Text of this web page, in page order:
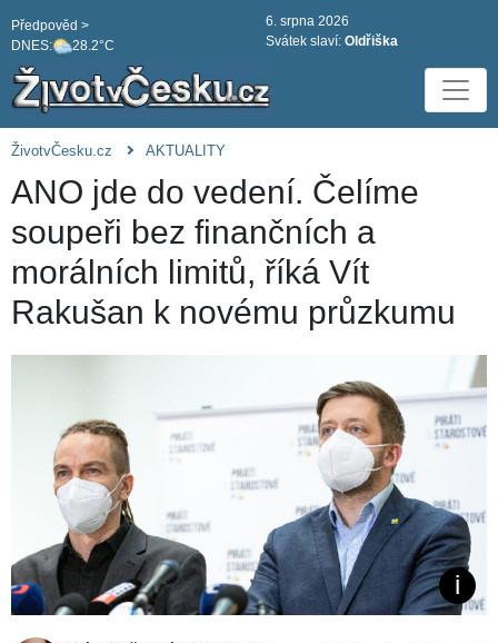
DNES: 28.2°C
Předpověd >
6. srpna 2026
Svátek slaví: Oldřiška
ŽivotvČesku.cz AKTUALITY
ANO jde do vedení. Čelíme
soupeři bez finančních a
morálních limitů, říká Vít
Rakušan k novému průzkumu